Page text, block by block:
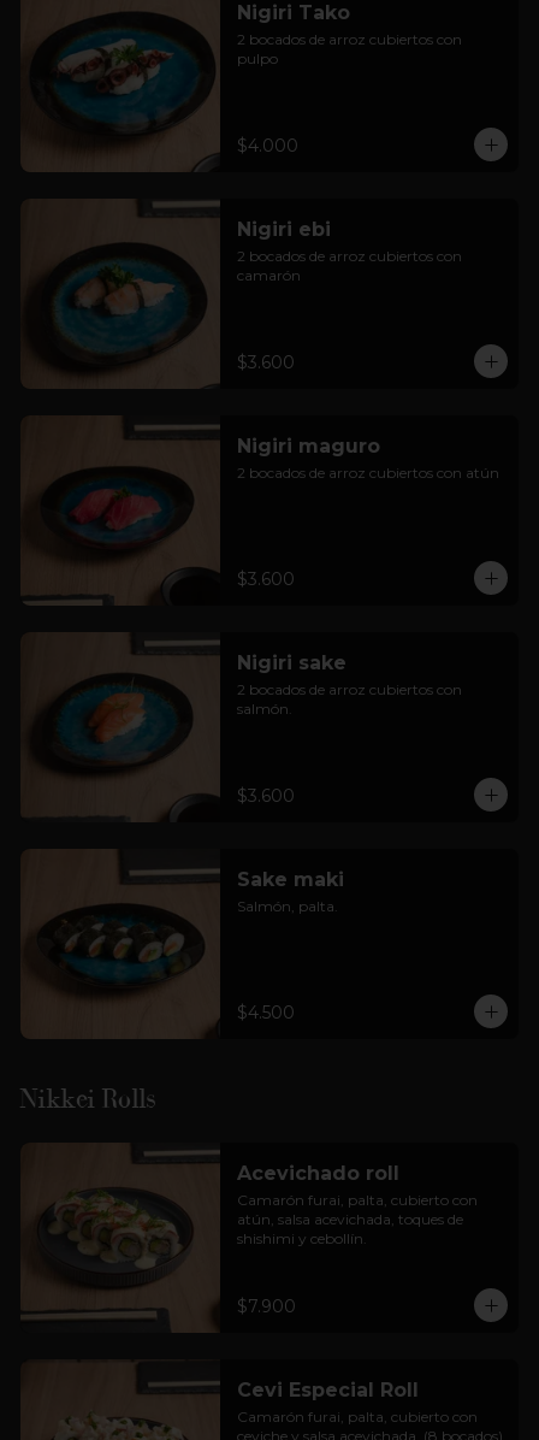
Nigiri Tako
2 bocados de arroz cubiertos con
pulpo
$4.000
Nigiri ebi
2 bocados de arroz cubiertos con
camarón
$3.600
Nigiri maguro
2 bocados de arroz cubiertos con atún
$3.600
Nigiri sake
2 bocados de arroz cubiertos con
salmón.
$3.600
Sake maki
Salmón, palta.
$4.500
Nikkei Rolls
Acevichado roll
Camarón furai, palta, cubierto con
atún, salsa acevichada, toques de
shishimi y cebollín.
$7.900
Cevi Especial Roll
Camarón furai, palta, cubierto con
ceviche y salsa acevichada. (8 bocados)